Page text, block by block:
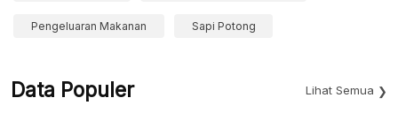
Pengeluaran Makanan Sapi Potong
Data Populer Lihat Semua